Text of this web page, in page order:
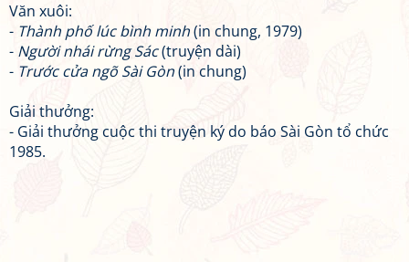
Văn xuôi:
- Thành phố lúc bình minh(in chung, 1979)
- Người nhái rừng Sác(truyện dài)
- Trước cửa ngõ Sài Gòn(in chung)
Giải thưởng:
- Giải thưởng cuộc thi truyện ký do báo Sài Gòn tổ chức
1985.